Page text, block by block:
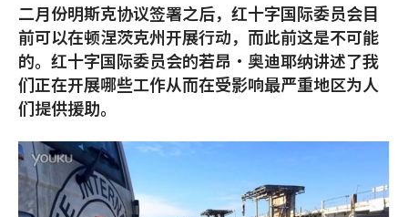
二月份明斯克协议签署之后，红十字国际委员会目
前可以在顿涅茨克州开展行动，而此前这是不可能
的。红十字国际委员会的若昂•奥迪耶纳讲述了我
们正在开展哪些工作从而在受影响最严重地区为人
们提供援助。